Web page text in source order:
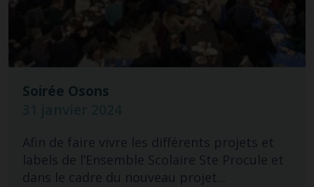
Soirée Osons
Afin de faire vivre les différents projets et
labels de l’Ensemble Scolaire Ste Procule et
dans le cadre du nouveau projet...